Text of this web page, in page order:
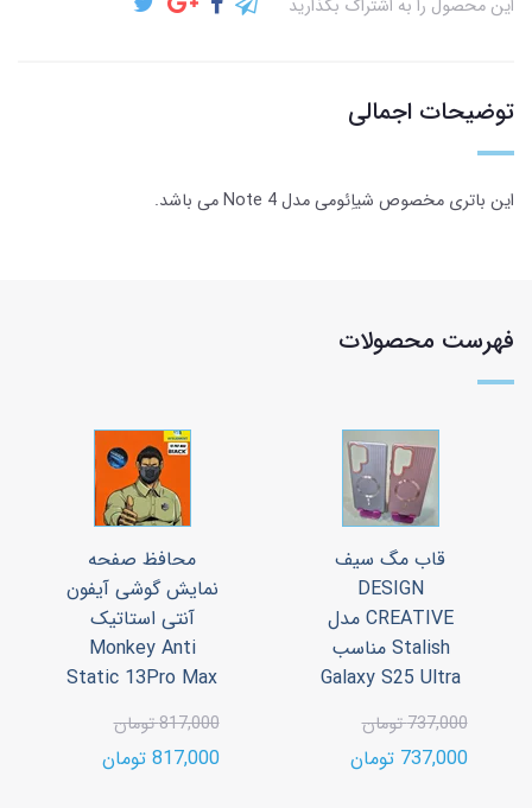
این محصول را به اشتراک بگذارید
توضیحات اجمالی
این باتری مخصوص شیاِئومی مدل Note 4 می باشد.
فهرست محصولات
قاب مگ سیف
DESIGN
CREATIVE مدل
Stalish مناسب
Galaxy S25 Ultra
737,000 تومان
737,000 تومان
محافظ صفحه
نمایش گوشی آیفون
آنتی استاتیک
Monkey Anti
Static 13Pro Max
817,000 تومان
817,000 تومان